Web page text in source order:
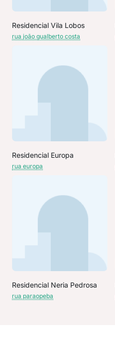
Residencial Vila Lobos
rua joão gualberto costa
Residencial Europa
rua europa
Residencial Neria Pedrosa
rua paraopeba